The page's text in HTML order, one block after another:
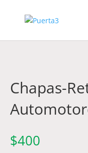
Chapas-
$400